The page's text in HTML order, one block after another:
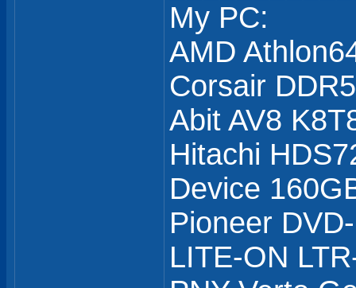
My PC:
AMD
Corsair
Abit AV8
Hitachi
Device
Pioneer
LITE-ON